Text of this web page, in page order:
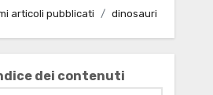
articoli pubblicati dinosauri
dei contenuti